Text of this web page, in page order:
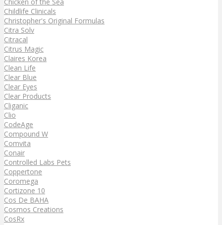
Childlife Clinicals
Christopher's Original Formulas
Citra Solv
Citracal
Citrus Magic
Claires Korea
Clean Life
Clear Blue
Clear Eyes
Clear Products
Cliganic
Clio
CodeAge
Compound W
Comvita
Conair
Controlled Labs Pets
Coppertone
Coromega
Cortizone 10
Cos De BAHA
Cosmos Creations
CosRx